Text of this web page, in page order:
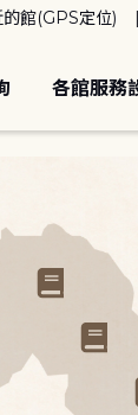
館(GPS定位)
各館服務